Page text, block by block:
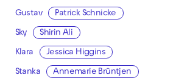
Gustav Patrick Schnicke
Sky Shirin Ali
Klara Jessica Higgins
Stanka Annemarie Brüntjen